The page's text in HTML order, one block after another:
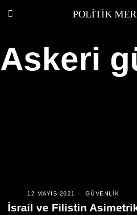
POLITIK
Askeri
12 MAYIS 2021 GÜVENLIK
İsrail ve Filistin